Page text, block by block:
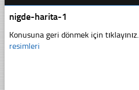
nigde-harita-1
Konusuna geri dönmek için tıklayınız.
resimleri